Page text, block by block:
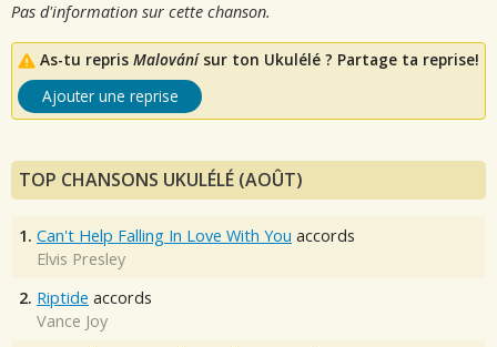
Pas d'information sur cette chanson.
As-tu repris Malovánísur ton Ukulélé ? Partage ta reprise!
Ajouter une reprise
TOP CHANSONS UKULÉLÉ (AOÛT)
1. Can't Help Falling In Love With You accords
Elvis Presley
2. Riptide accords
Vance Joy